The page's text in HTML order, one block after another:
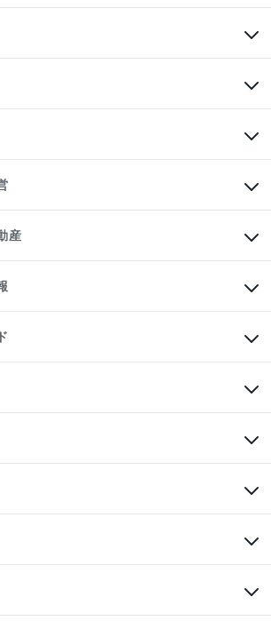
購入
中文
て
産
定
グ
ディア
情報
ス
談室
ション
ション
出資
（賃貸）
すWeb」
メディアポリシー
金融商品取引専用の相談・お問い合わせ窓口）